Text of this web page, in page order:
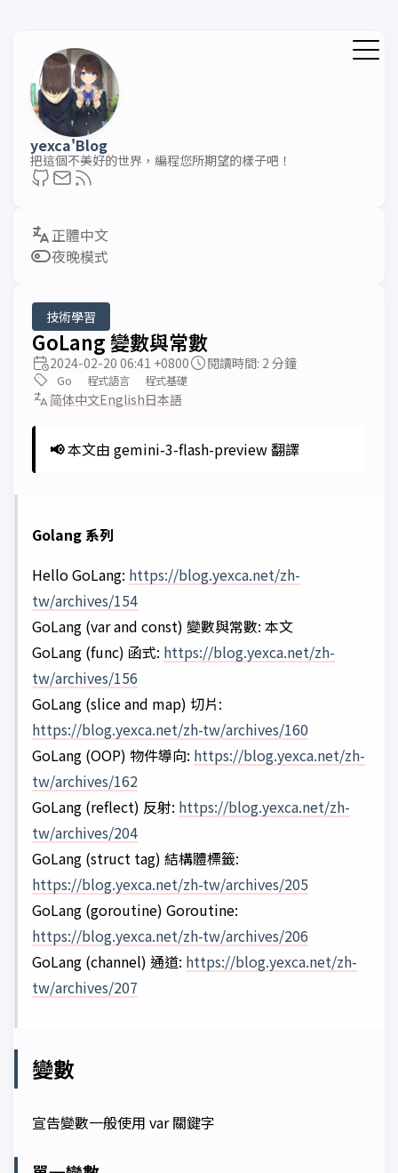
yexca'Blog
把這個不美好的世界，編程您所期望的樣子吧！
夜晚模式
技術學習
GoLang 變數與常數
2024-02-20 06:41 +0800 閱讀時間: 2 分鐘
Go 程式語言 程式基礎
简体中文English日本語
📢本文由 gemini-3-flash-preview 翻譯
Golang 系列
Hello GoLang: https://blog.yexca.net/zh-
tw/archives/154
GoLang (var and const) 變數與常數: 本文
GoLang (func) 函式: https://blog.yexca.net/zh-
tw/archives/156
GoLang (slice and map) 切片:
https://blog.yexca.net/zh-tw/archives/160
GoLang (OOP) 物件導向: https://blog.yexca.net/zh-
tw/archives/162
GoLang (reflect) 反射: https://blog.yexca.net/zh-
tw/archives/204
GoLang (struct tag) 結構體標籤:
https://blog.yexca.net/zh-tw/archives/205
GoLang (goroutine) Goroutine:
https://blog.yexca.net/zh-tw/archives/206
GoLang (channel) 通道: https://blog.yexca.net/zh-
tw/archives/207
變數
宣告變數一般使用 var 關鍵字